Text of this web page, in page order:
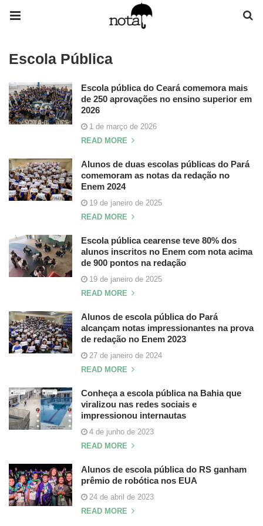
Escola Pública
Escola pública do Ceará comemora mais
de 250 aprovações no ensino superior em
2026
1 de março de 2026
READ MORE
Alunos de duas escolas públicas do Pará
comemoram as notas da redação no
Enem 2024
19 de janeiro de 2025
READ MORE
Escola pública cearense teve 80% dos
alunos inscritos no Enem com nota acima
de 900 pontos na redação
19 de janeiro de 2025
READ MORE
Alunos de escola pública do Pará
alcançam notas impressionantes na prova
de redação no Enem 2023
27 de janeiro de 2024
READ MORE
Conheça a escola pública na Bahia que
viralizou nas redes sociais e
impressionou internautas
4 de junho de 2023
READ MORE
Alunos de escola pública do RS ganham
prêmio de robótica nos EUA
24 de abril de 2023
READ MORE